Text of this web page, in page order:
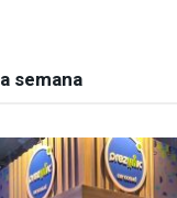
semana